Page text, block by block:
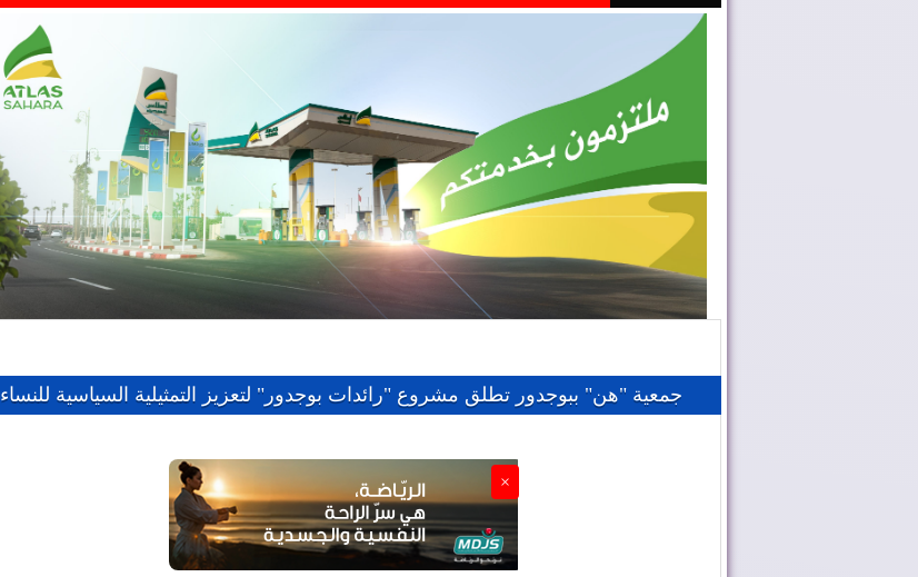
​جمعية "هن" ببوجدور تطلق مشروع "رائدات بوجدور" لتعزيز التمثيلية السياسية للنساء
×